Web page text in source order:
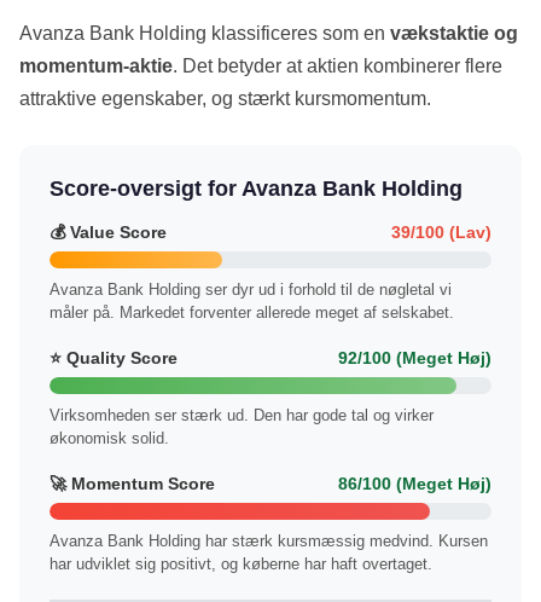
Avanza Bank Holding klassificeres som en vækstaktie og
momentum-aktie. Det betyder at aktien kombinerer flere
attraktive egenskaber, og stærkt kursmomentum.
Score-oversigt for Avanza Bank Holding
💰 Value Score 39/100 (Lav)
Avanza Bank Holding ser dyr ud i forhold til de nøgletal vi
måler på. Markedet forventer allerede meget af selskabet.
⭐ Quality Score 92/100 (Meget Høj)
Virksomheden ser stærk ud. Den har gode tal og virker
økonomisk solid.
🚀 Momentum Score 86/100 (Meget Høj)
Avanza Bank Holding har stærk kursmæssig medvind. Kursen
har udviklet sig positivt, og køberne har haft overtaget.